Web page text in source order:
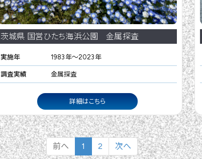
茨城県 国営ひたち海浜公園 金属探査
実施年 1983年〜2023年
調査実績 金属探査
詳細はこちら
前へ 1 2 次へ